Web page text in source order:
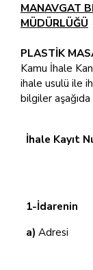
MANAVGAT
MÜDÜRLÜĞÜ
PLASTİK
Kamu İhale
ihale usulü ile
bilgiler
İhale Kayıt
1-İdarenin
a) Adresi